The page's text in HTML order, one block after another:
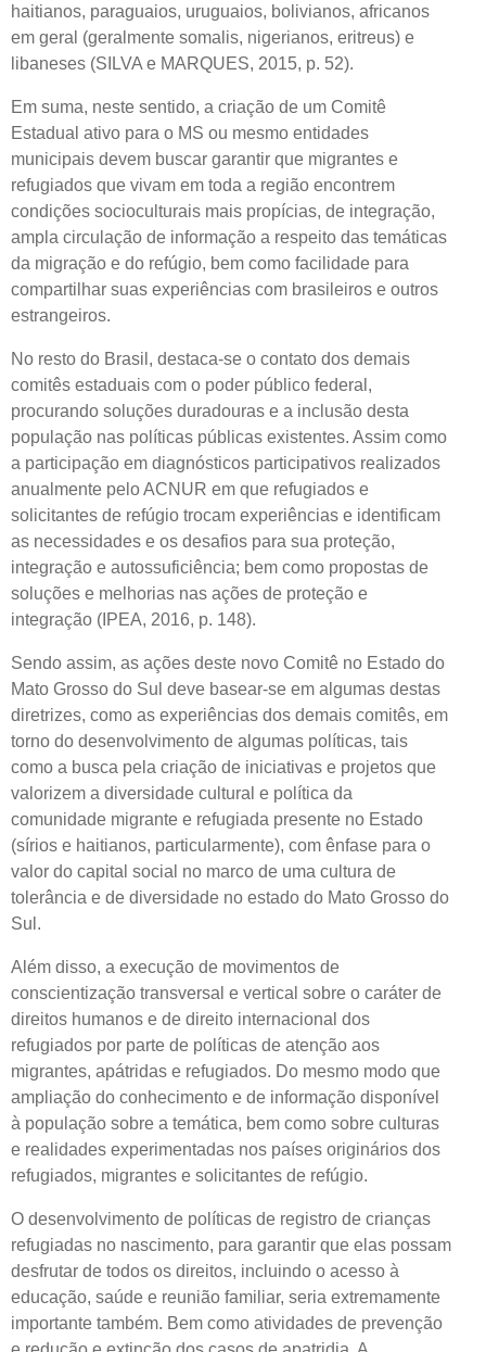
haitianos, paraguaios, uruguaios, bolivianos, africanos
em geral (geralmente somalis, nigerianos, eritreus) e
libaneses (SILVA e MARQUES, 2015, p. 52).
Em suma, neste sentido, a criação de um Comitê
Estadual ativo para o MS ou mesmo entidades
municipais devem buscar garantir que migrantes e
refugiados que vivam em toda a região encontrem
condições socioculturais mais propícias, de integração,
ampla circulação de informação a respeito das temáticas
da migração e do refúgio, bem como facilidade para
compartilhar suas experiências com brasileiros e outros
estrangeiros.
No resto do Brasil, destaca-se o contato dos demais
comitês estaduais com o poder público federal,
procurando soluções duradouras e a inclusão desta
população nas políticas públicas existentes. Assim como
a participação em diagnósticos participativos realizados
anualmente pelo ACNUR em que refugiados e
solicitantes de refúgio trocam experiências e identificam
as necessidades e os desafios para sua proteção,
integração e autossuficiência; bem como propostas de
soluções e melhorias nas ações de proteção e
integração (IPEA, 2016, p. 148).
Sendo assim, as ações deste novo Comitê no Estado do
Mato Grosso do Sul deve basear-se em algumas destas
diretrizes, como as experiências dos demais comitês, em
torno do desenvolvimento de algumas políticas, tais
como a busca pela criação de iniciativas e projetos que
valorizem a diversidade cultural e política da
comunidade migrante e refugiada presente no Estado
(sírios e haitianos, particularmente), com ênfase para o
valor do capital social no marco de uma cultura de
tolerância e de diversidade no estado do Mato Grosso do
Sul.
Além disso, a execução de movimentos de
conscientização transversal e vertical sobre o caráter de
direitos humanos e de direito internacional dos
refugiados por parte de políticas de atenção aos
migrantes, apátridas e refugiados. Do mesmo modo que
ampliação do conhecimento e de informação disponível
à população sobre a temática, bem como sobre culturas
e realidades experimentadas nos países originários dos
refugiados, migrantes e solicitantes de refúgio.
O desenvolvimento de políticas de registro de crianças
refugiadas no nascimento, para garantir que elas possam
desfrutar de todos os direitos, incluindo o acesso à
educação, saúde e reunião familiar, seria extremamente
importante também. Bem como atividades de prevenção